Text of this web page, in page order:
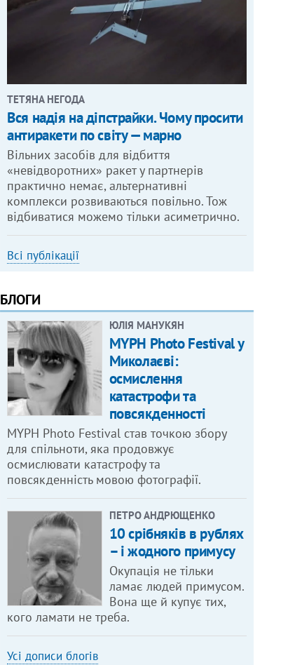
ТЕТЯНА НЕГОДА
Вся надія на діпстрайки. Чому просити
антиракети по світу — марно
Вільних засобів для відбиття
«невідворотних» ракет у партнерів
практично немає, альтернативні
комплекси розвиваються повільно. Тож
відбиватися можемо тільки асиметрично.
Всі публікації
БЛОГИ
ЮЛІЯ МАНУКЯН
MYPH Photo Festival у
Миколаєві:
осмислення
катастрофи та
повсякденності
MYPH Photo Festival став точкою збору
для спільноти, яка продовжує
осмислювати катастрофу та
повсякденність мовою фотографії.
ПЕТРО АНДРЮЩЕНКО
10 срібняків в рублях
– і жодного примусу
Окупація не тільки
ламає людей примусом.
Вона ще й купує тих,
кого ламати не треба.
Усі дописи блогів